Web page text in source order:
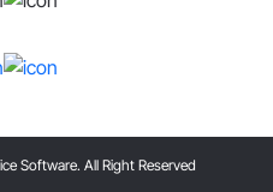
Software. All Right Reserved